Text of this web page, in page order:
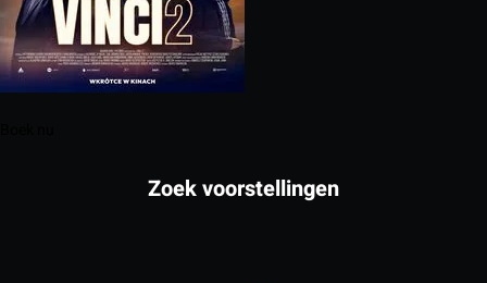
Zoek voorstellingen